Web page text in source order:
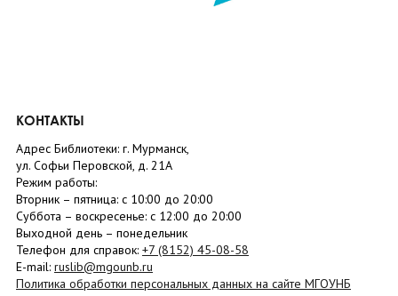
КОНТАКТЫ
Адрес Библиотеки: г. Мурманск,
ул. Софьи Перовской, д. 21А
Режим работы:
Вторник – пятница: с 10:00 до 20:00
Суббота – воскресенье: c 12:00 до 20:00
Выходной день – понедельник
Телефон для справок: +7 (8152) 45-08-58
E-mail: ruslib@mgounb.ru
Политика обработки персональных данных на сайте МГОУНБ